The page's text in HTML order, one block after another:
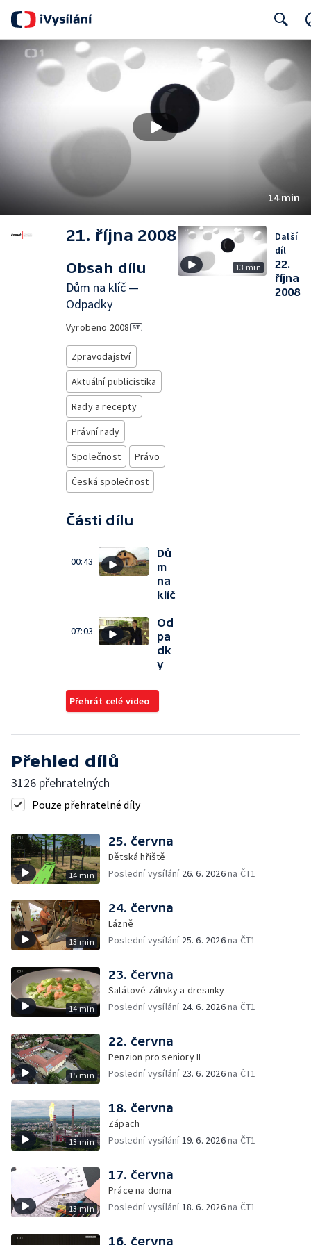
14 min
21. října 2008
Obsah dílu
Dům na klíč —
Odpadky
Vyrobeno 2008
Zpravodajství
Aktuální publicistika
Rady a recepty
Právní rady
Společnost
Právo
Česká společnost
Části dílu
00:43
Dů
m
na
klíč
07:03
Od
pa
dk
y
Přehrát celé video
13 min
Další
díl
22.
října
2008
Přehled dílů
3126 přehratelných
Pouze přehratelné díly
14 min
25. června
Dětská hřiště
Poslední vysílání 26. 6. 2026na ČT1
13 min
24. června
Lázně
Poslední vysílání 25. 6. 2026na ČT1
14 min
23. června
Salátové zálivky a dresinky
Poslední vysílání 24. 6. 2026na ČT1
15 min
22. června
Penzion pro seniory II
Poslední vysílání 23. 6. 2026na ČT1
13 min
18. června
Zápach
Poslední vysílání19. 6. 2026na ČT1
13 min
17. června
Práce na doma
Poslední vysílání18. 6. 2026na ČT1
16. června